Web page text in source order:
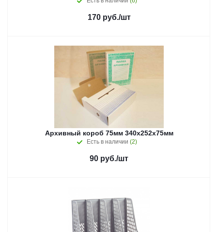
170руб./шт
Архивный короб 75мм 340х252х75мм
Есть в наличии (2)
90 руб./шт